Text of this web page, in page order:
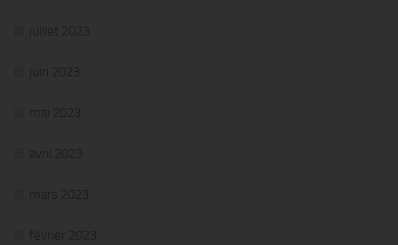
juillet 2023
juin 2023
mai 2023
avril 2023
mars 2023
février 2023